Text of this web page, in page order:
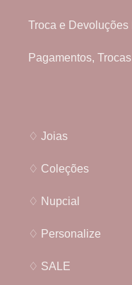
Troca e
Pagamentos,
♢ Joias
♢ Coleções
♢ Nupcial
♢ Personalize
♢ SALE